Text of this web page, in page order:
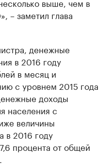
выше, чем в
– заметил глава
денежные
в 2016 году
в месяц и
с уровнем 2015 года
доходы
населения с
величины
в 2016 году
процента от общей